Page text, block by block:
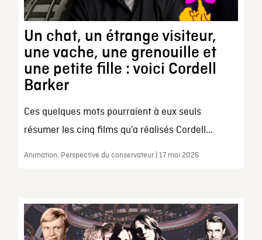
Un chat, un étrange visiteur,
une vache, une grenouille et
une petite fille : voici Cordell
Barker
Ces quelques mots pourraient à eux seuls
résumer les cinq films qu’a réalisés Cordell...
Animation, Perspective du conservateur | 17 mai 2026